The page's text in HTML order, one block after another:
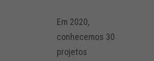
Em 2020,
conhecemos 30
projetos